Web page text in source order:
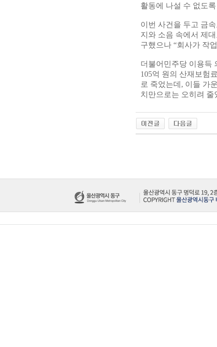
활동에 나설 수 없도
이번 사건을 두고 금
지와 소음 속에서 제
구했으나 “회사가 작
더불어민주당 이용득
105억 원의 산재보험
로 죽었는데, 이들 가
치만으로는 오히려 줄